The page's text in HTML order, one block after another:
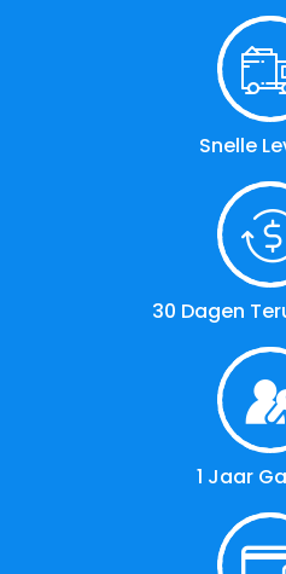
Snelle
30 Dagen
1 Jaar